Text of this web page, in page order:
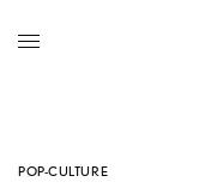
POP-CULTURE